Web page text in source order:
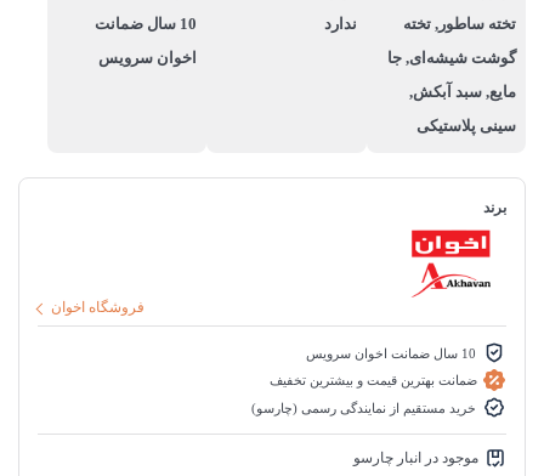
تخته ساطور, تخته
گوشت شیشه‌ای, جا
مایع, سبد آبکش,
سینی پلاستیکی
ندارد
10 سال ضمانت
اخوان سرویس
برند
فروشگاه اخوان
10 سال ضمانت اخوان سرویس
ضمانت بهترین قیمت و بیشترین تخفیف
خرید مستقیم از نمایندگی رسمی (چارسو)
موجود در انبار چارسو